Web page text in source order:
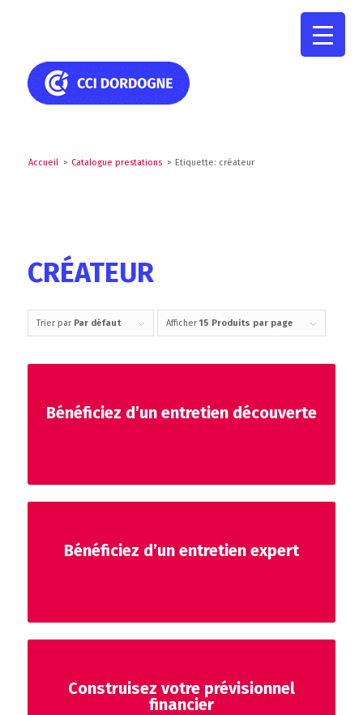
Accueil > Catalogue prestations > Etiquette: créateur
CRÉATEUR
Trier par Par défaut Afficher 15 Produits par page
Bénéficiez d’un entretien découverte
Bénéficiez d’un entretien expert
Construisez votre prévisionnel
financier